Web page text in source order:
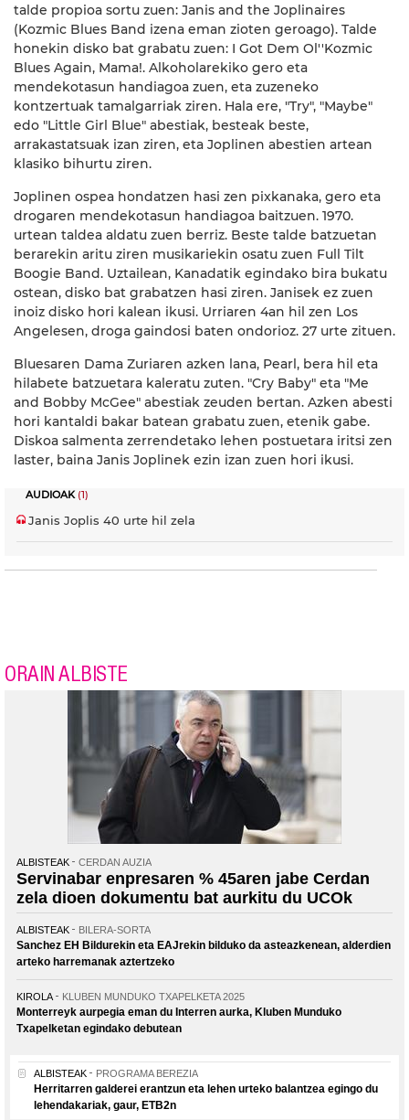
talde propioa sortu zuen: Janis and the Joplinaires
(Kozmic Blues Band izena eman zioten geroago). Talde
honekin disko bat grabatu zuen: I Got Dem Ol''Kozmic
Blues Again, Mama!. Alkoholarekiko gero eta
mendekotasun handiagoa zuen, eta zuzeneko
kontzertuak tamalgarriak ziren. Hala ere, "Try", "Maybe"
edo "Little Girl Blue" abestiak, besteak beste,
arrakastatsuak izan ziren, eta Joplinen abestien artean
klasiko bihurtu ziren.
Joplinen ospea hondatzen hasi zen pixkanaka, gero eta
drogaren mendekotasun handiagoa baitzuen. 1970.
urtean taldea aldatu zuen berriz. Beste talde batzuetan
berarekin aritu ziren musikariekin osatu zuen Full Tilt
Boogie Band. Uztailean, Kanadatik egindako bira bukatu
ostean, disko bat grabatzen hasi ziren. Janisek ez zuen
inoiz disko hori kalean ikusi. Urriaren 4an hil zen Los
Angelesen, droga gaindosi baten ondorioz. 27 urte zituen.
Bluesaren Dama Zuriaren azken lana, Pearl, bera hil eta
hilabete batzuetara kaleratu zuten. "Cry Baby" eta "Me
and Bobby McGee" abestiak zeuden bertan. Azken abesti
hori kantaldi bakar batean grabatu zuen, etenik gabe.
Diskoa salmenta zerrendetako lehen postuetara iritsi zen
laster, baina Janis Joplinek ezin izan zuen hori ikusi.
AUDIOAK(1)
Janis Joplis 40 urte hil zela
ORAIN ALBISTE
ALBISTEAK CERDAN AUZIA
Servinabar enpresaren % 45aren jabe Cerdan
zela dioen dokumentu bat aurkitu du UCOk
ALBISTEAK BILERA-SORTA
Sanchez EH Bildurekin eta EAJrekin bilduko da asteazkenean, alderdien
arteko harremanak aztertzeko
KIROLA KLUBEN MUNDUKO TXAPELKETA 2025
Monterreyk aurpegia eman du Interren aurka, Kluben Munduko
Txapelketan egindako debutean
ALBISTEAK PROGRAMA BEREZIA
Herritarren galderei erantzun eta lehen urteko balantzea egingo du
lehendakariak, gaur, ETB2n